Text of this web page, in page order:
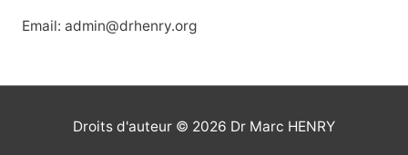
Email: admin@drhenry.org
Droits d'auteur © 2026 Dr Marc HENRY